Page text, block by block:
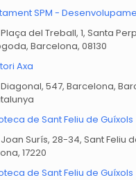
SPM -
Plaça del Treball, 1, Santa
Barcelona, 08130
Axa
Diagonal, 547, Barcelona,
de Sant Feliu de Guíxols
Joan Surís, 28-34, Sant Feliu
17220
de Sant Feliu de Guíxols